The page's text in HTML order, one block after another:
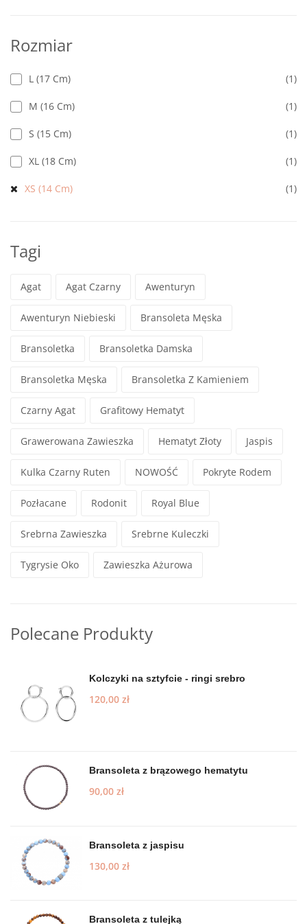
Rozmiar
L (17 Cm) (1)
M (16 Cm) (1)
S (15 Cm) (1)
XL (18 Cm) (1)
XS (14 Cm) (1)
Tagi
Agat Agat Czarny Awenturyn
Awenturyn Niebieski Bransoleta Męska
Bransoletka Bransoletka Damska
Bransoletka Męska Bransoletka Z Kamieniem
Czarny Agat Grafitowy Hematyt
Grawerowana Zawieszka Hematyt Złoty Jaspis
Kulka Czarny Ruten NOWOŚĆ Pokryte Rodem
Pozłacane Rodonit Royal Blue
Srebrna Zawieszka Srebrne Kuleczki
Tygrysie Oko Zawieszka Ażurowa
Polecane Produkty
Kolczyki na sztyfcie - ringi srebro
120,00 zł
Bransoleta z brązowego hematytu
90,00 zł
Bransoleta z jaspisu
130,00 zł
Bransoleta z tulejką